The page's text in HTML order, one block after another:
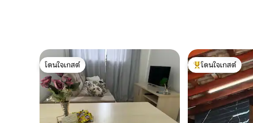
โดนใจเกสต์
โดนใจเกสต์
โดนใจเกสต์ที่สุด
โดนใจเกสต์